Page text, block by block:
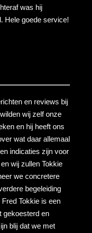
was hij
Hele goede service!
en reviews bij
wij zelf onze
en hij heeft ons
wat daar allemaal
indicaties zijn voor
wij zullen Tokkie
we concretere
begeleiding
Tokkie is een
gekoesterd en
blij dat we met